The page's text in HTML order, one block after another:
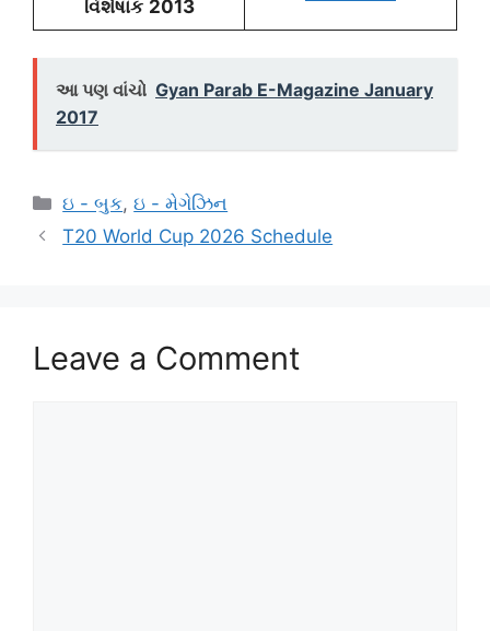
વિશેષાંક 2013
આ પણ વાંચો Gyan Parab E-Magazine January
2017
Categories
ઇ - બુક,ઇ - મેગેઝિન
T20 World Cup 2026 Schedule
Leave a Comment